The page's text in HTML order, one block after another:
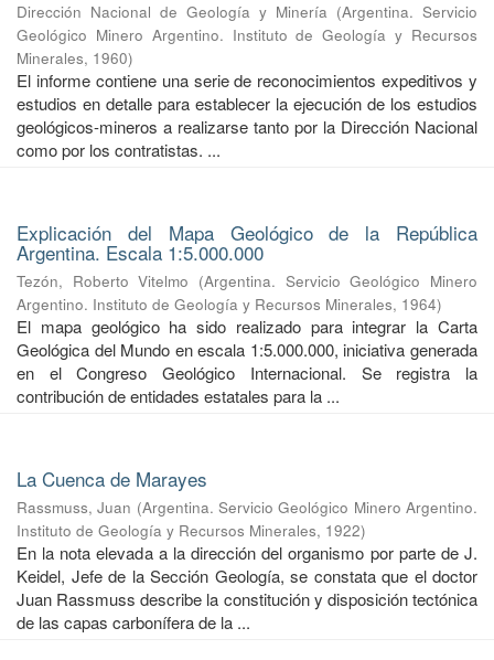
Dirección Nacional de Geología y Minería (Argentina. Servicio
Geológico Minero Argentino. Instituto de Geología y Recursos
Minerales, 1960)
El informe contiene una serie de reconocimientos expeditivos y
estudios en detalle para establecer la ejecución de los estudios
geológicos-mineros a realizarse tanto por la Dirección Nacional
como por los contratistas. ...
Explicación del Mapa Geológico de la República
Argentina. Escala 1:5.000.000
Tezón, Roberto Vitelmo (Argentina. Servicio Geológico Minero
Argentino. Instituto de Geología y Recursos Minerales, 1964)
El mapa geológico ha sido realizado para integrar la Carta
Geológica del Mundo en escala 1:5.000.000, iniciativa generada
en el Congreso Geológico Internacional. Se registra la
contribución de entidades estatales para la ...
La Cuenca de Marayes
Rassmuss, Juan (Argentina. Servicio Geológico Minero Argentino.
Instituto de Geología y Recursos Minerales, 1922)
En la nota elevada a la dirección del organismo por parte de J.
Keidel, Jefe de la Sección Geología, se constata que el doctor
Juan Rassmuss describe la constitución y disposición tectónica
de las capas carbonífera de la ...